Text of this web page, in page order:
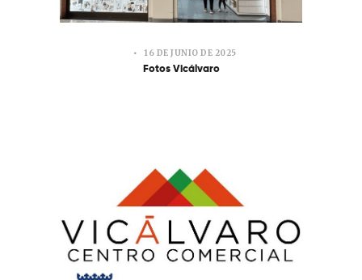
16 DE JUNIO DE 2025
Fotos Vicálvaro